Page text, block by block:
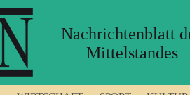
Nachrichtenblatt
Mittelstandes